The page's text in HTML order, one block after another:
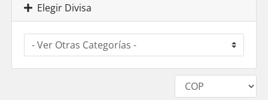
Elegir Divisa